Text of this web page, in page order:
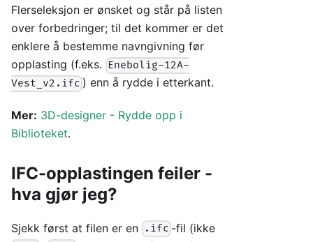
Flerseleksjon er ønsket og står på listen
over forbedringer; til det kommer er det
enklere å bestemme navngivning før
opplasting (f.eks. Enebolig-12A-
Vest_v2.ifc ) enn å rydde i etterkant.
Mer: 3D-designer - Rydde opp i
Biblioteket.
IFC-opplastingen feiler -
hva gjør jeg?
Sjekk først at filen er en .ifc -fil (ikke